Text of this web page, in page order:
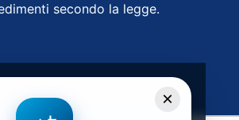
secondo la legge.
×